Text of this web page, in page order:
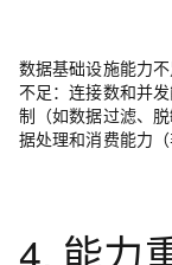
数据基础设施能力
不足：连接数和并
制（如数据过滤、
据处理和消费能力
4. 能力